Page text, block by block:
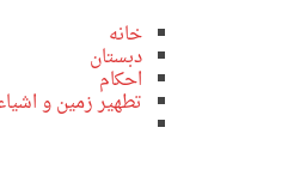
خانه
دبستان
احکام
تطهیر زمین و